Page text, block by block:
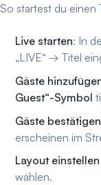
So startest du einen
Live starten: In
„LIVE“ → Titel
Gäste
Guest“-Symbol
Gäste bestätigen
erscheinen im
Layout
wählen.